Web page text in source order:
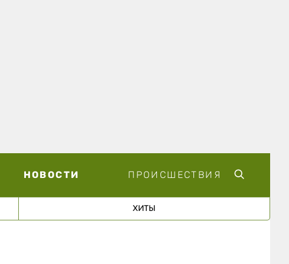
НОВОСТИ ПРОИСШЕСТВИЯ
ХИТЫ